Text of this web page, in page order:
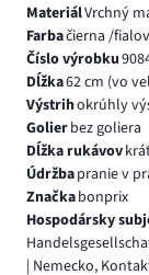
MateriálVrchný
Farbačierna /
Číslo výrobku
Dĺžka62 cm (vo
Výstrihokrúhly
Golierbez goliera
Dĺžka rukávov
Údržbapranie v
Značkabonprix
Hospodársky
| Nemecko,